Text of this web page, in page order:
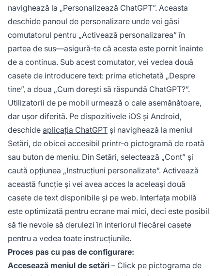
navighează la „Personalizează ChatGPT”. Aceasta
deschide panoul de personalizare unde vei găsi
comutatorul pentru „Activează personalizarea” în
partea de sus—asigură-te că acesta este pornit înainte
de a continua. Sub acest comutator, vei vedea două
casete de introducere text: prima etichetată „Despre
tine”, a doua „Cum dorești să răspundă ChatGPT?”.
Utilizatorii de pe mobil urmează o cale asemănătoare,
dar ușor diferită. Pe dispozitivele iOS și Android,
deschide aplicația ChatGPT și navighează la meniul
Setări, de obicei accesibil printr-o pictogramă de roată
sau buton de meniu. Din Setări, selectează „Cont” și
caută opțiunea „Instrucțiuni personalizate”. Activează
această funcție și vei avea acces la aceleași două
casete de text disponibile și pe web. Interfața mobilă
este optimizată pentru ecrane mai mici, deci este posibil
să fie nevoie să derulezi în interiorul fiecărei casete
pentru a vedea toate instrucțiunile.
Proces pas cu pas de configurare:
Accesează meniul de setări – Click pe pictograma de